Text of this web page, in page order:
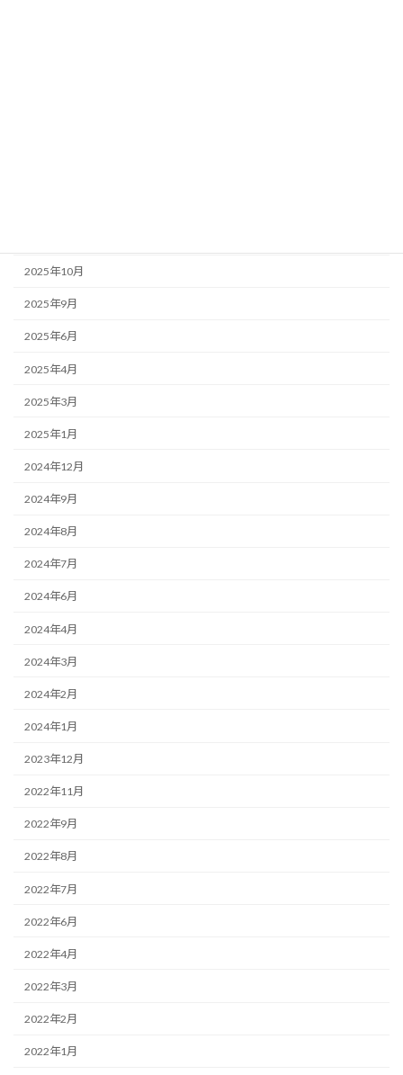
2025年10月
2025年9月
2025年6月
2025年4月
2025年3月
2025年1月
2024年12月
2024年9月
2024年8月
2024年7月
2024年6月
2024年4月
2024年3月
2024年2月
2024年1月
2023年12月
2022年11月
2022年9月
2022年8月
2022年7月
2022年6月
2022年4月
2022年3月
2022年2月
2022年1月